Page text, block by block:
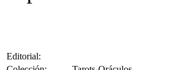
Editorial: